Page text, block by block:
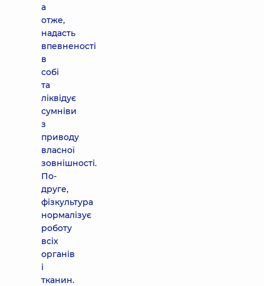
а
отже,
надасть
впевненості
в
собі
та
ліквідує
сумніви
з
приводу
власної
зовнішності.
По-
друге,
фізкультура
нормалізує
роботу
всіх
органів
і
тканин.